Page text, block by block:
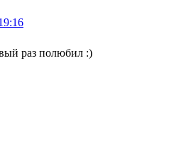
раз полюбил :)